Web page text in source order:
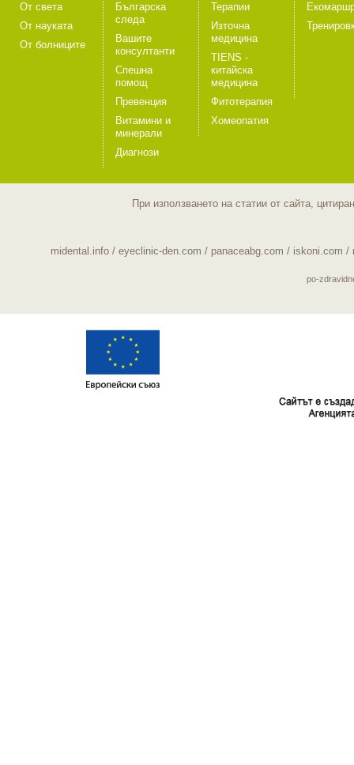
От света
От науката
От болниците
Българска
следа
Вашите
консултанти
Спешна
помощ
Превенция
Витамини и
минерали
Диагнози
Терапии
Източна
медицина
TIENS -
китайска
медицина
Фитотерапия
Хомеопатия
При използването на статии от сайта,
midental.info/ eyeclinic-den.com / panaceabg.com / iskoni.com /
po-